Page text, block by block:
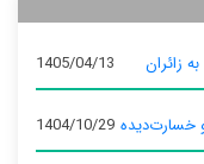
زائران 1405/04/13
خسارت‌دیده 1404/10/29